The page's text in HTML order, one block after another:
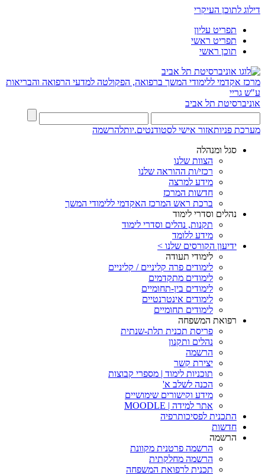
דילוג לתוכן העיקרי
תפריט עליון
תפריט ראשי
תוכן ראשי
מרכז אקדמי ללימודי המשך ברפואה, הפקולטה למדעי הרפואה והבריאות
ע"ש גריי
אוניברסיטת תל אביב
מערכת פניותאזור אישי לסטודנטים.יותלהרשמה
סגל ומנהלה
הצוות שלנו
רכזי/ות ההוראה שלנו
מידע למרצה
חדשות המרכז
ברכת ראש המרכז האקדמי ללימודי המשך
נהלים וסדרי לימוד
תקנות, נהלים וסדרי לימוד
מידע ללומד
ידיעון הקורסים שלנו >
לימודי תעודה
לימודים פרה קליניים / קליניים
לימודים מתקדמים
לימודים בין-תחומיים
לימודים אינטרנטיים
לימודים תחומיים
רפואת המשפחה
פריסת תכנית תלת-שנתית
נהלים ותקנון
הרשמה
יצירת קשר
תוכניות לימוד | מספרי קבוצות
הכנה לשלב א'
מידע וקישורים שימושיים
אתר למידה | MOODLE
התכנית לפסיכותרפיה
חדשות
הרשמה
הרשמה פרטנית מקוונת
הרשמה מחלקתית
תכנית לרפואת המשפחה